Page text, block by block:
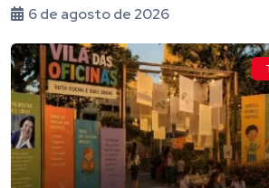
6 de agosto de 2026